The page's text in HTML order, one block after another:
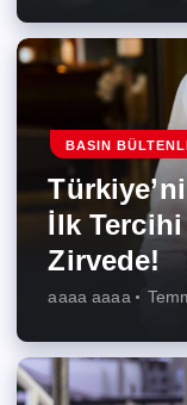
BASIN
İlk Tercihi
Zirvede!
aaaa aaaa